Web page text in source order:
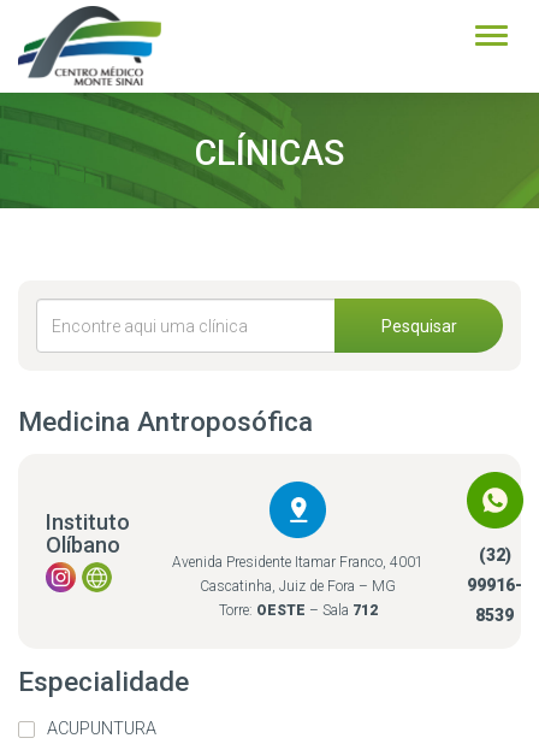
CLÍNICAS
Pesquisar
Medicina Antroposófica
Instituto
Olíbano
Avenida Presidente Itamar Franco, 4001
Cascatinha, Juiz de Fora – MG
Torre: OESTE – Sala 712
(32)
99916-
8539
Especialidade
ACUPUNTURA